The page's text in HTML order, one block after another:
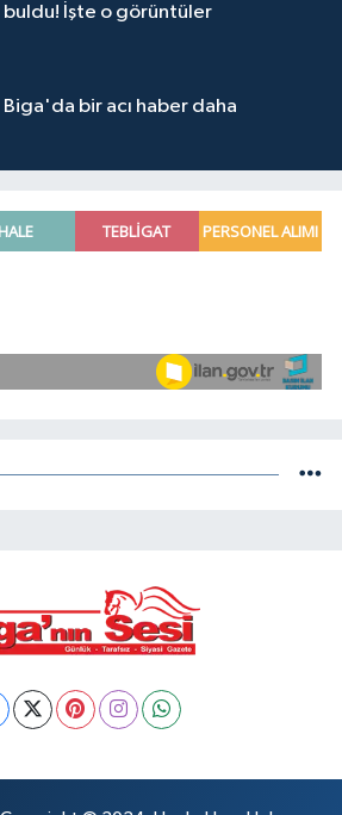
buldu! İşte o görüntüler
Biga'da bir acı haber daha